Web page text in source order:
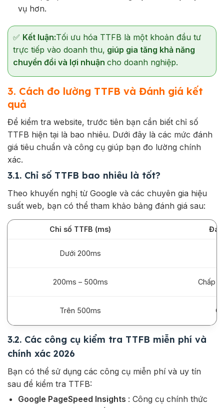
vụ hơn.
✅ Kết luận:Tối ưu hóa TTFB là một khoản đầu tư
trực tiếp vào doanh thu, giúp gia tăng khả năng
chuyển đổi và lợi nhuận cho doanh nghiệp.
3. Cách đo lường TTFB và Đánh giá kết
quả
Để kiểm tra website, trước tiên bạn cần biết chỉ số
TTFB hiện tại là bao nhiêu. Dưới đây là các mức đánh
giá tiêu chuẩn và công cụ giúp bạn đo lường chính
xác.
3.1. Chỉ số TTFB bao nhiêu là tốt?
Theo khuyến nghị từ Google và các chuyên gia hiệu
suất web, bạn có thể tham khảo bảng đánh giá sau:
Chỉ số TTFB (ms)
Dưới 200ms
200ms – 500ms Chấp
Trên 500ms
3.2. Các công cụ kiểm tra TTFB miễn phí và
chính xác 2026
Bạn có thể sử dụng các công cụ miễn phí và uy tín
sau để kiểm tra TTFB:
Google PageSpeed Insights : Công cụ chính thức